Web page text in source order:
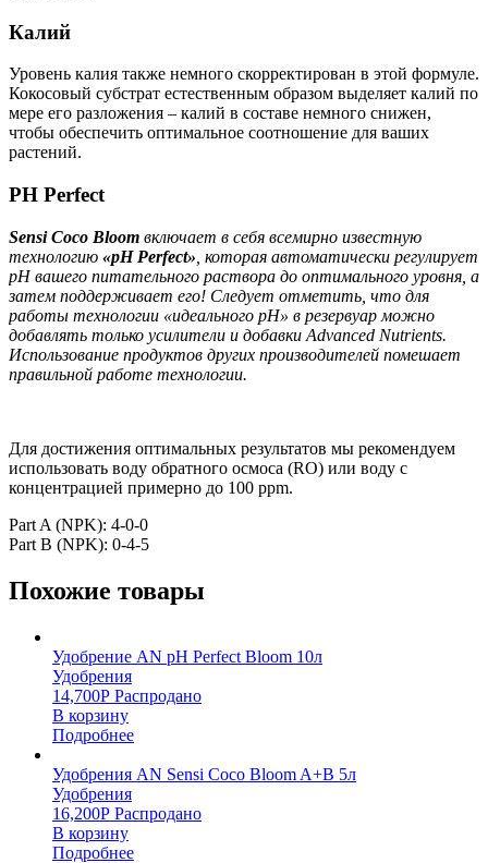
Калий
Уровень калия также немного скорректирован в этой формуле.
Кокосовый субстрат естественным образом выделяет калий по
мере его разложения – калий в составе немного снижен,
чтобы обеспечить оптимальное соотношение для ваших
растений.
PH Perfect
Sensi Coco Bloom включает в себя всемирно известную
технологию «pH Perfect» , которая автоматически регулирует
pH вашего питательного раствора до оптимального уровня, а
затем поддерживает его! Следует отметить, что для
работы технологии «идеального pH» в резервуар можно
добавлять только усилители и добавки Advanced Nutrients.
Использование продуктов других производителей помешает
правильной работе технологии.
Для достижения оптимальных результатов мы рекомендуем
использовать воду обратного осмоса (RO) или воду с
концентрацией примерно до 100 ppm.
Part A (NPK): 4-0-0
Part B (NPK): 0-4-5
Похожие товары
Удобрение AN pH Perfect Bloom 10л
Удобрения
14,700Р Распродано
В корзину
Подробнее
Удобрения AN Sensi Coco Bloom A+B 5л
Удобрения
16,200Р Распродано
В корзину
Подробнее